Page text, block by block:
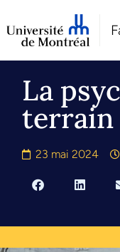
La
terrain
23 mai 2024